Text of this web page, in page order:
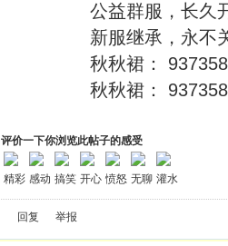
公益群服，长久
新服继承，永不
秋秋裙：
秋秋裙：
评价一下你浏览此帖子的感受
精彩 感动 搞笑 开心 愤怒 无聊 灌水
回复 举报